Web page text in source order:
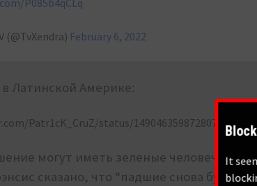
P085b4qCLq
(@TvXendra) February 6, 2022
в Латинской Америке:
Patr1cK_CruZ/status/1490463598728073217
могут иметь зеленые человечки к
сказано, что “падшие снова будут
It